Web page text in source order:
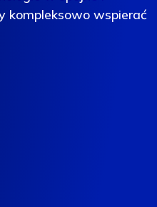
kompleksowo wspierać
kompleksowo wspierać
kompleksowo wspierać